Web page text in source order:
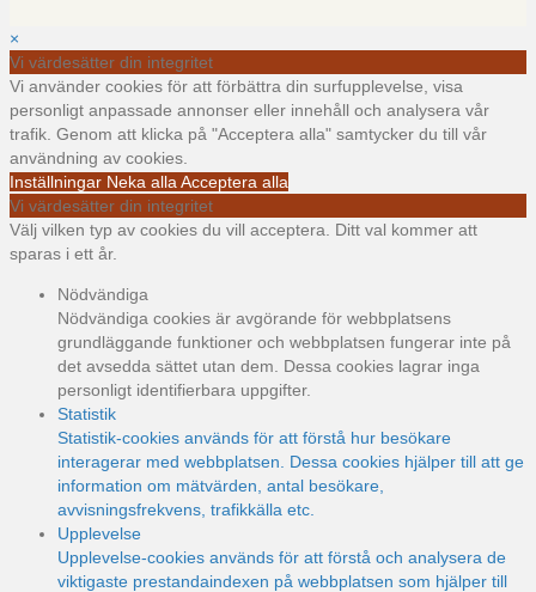
×
Vi värdesätter din integritet
Vi använder cookies för att förbättra din surfupplevelse, visa
personligt anpassade annonser eller innehåll och analysera vår
trafik. Genom att klicka på "Acceptera alla" samtycker du till vår
användning av cookies.
Inställningar Neka alla Acceptera alla
Vi värdesätter din integritet
Välj vilken typ av cookies du vill acceptera. Ditt val kommer att
sparas i ett år.
Nödvändiga
Nödvändiga cookies är avgörande för webbplatsens
grundläggande funktioner och webbplatsen fungerar inte på
det avsedda sättet utan dem. Dessa cookies lagrar inga
personligt identifierbara uppgifter.
Statistik
Statistik-cookies används för att förstå hur besökare
interagerar med webbplatsen. Dessa cookies hjälper till att ge
information om mätvärden, antal besökare,
avvisningsfrekvens, trafikkälla etc.
Upplevelse
Upplevelse-cookies används för att förstå och analysera de
viktigaste prestandaindexen på webbplatsen som hjälper till